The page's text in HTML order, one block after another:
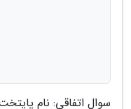
سوال اتفاقی: نام